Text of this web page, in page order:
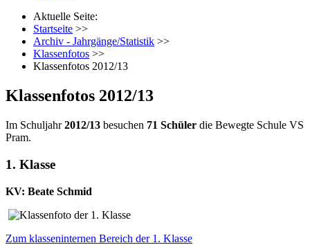
Aktuelle Seite:
Startseite >>
Archiv - Jahrgänge/Statistik >>
Klassenfotos >>
Klassenfotos 2012/13
Klassenfotos 2012/13
Im Schuljahr2012/13 besuchen 71 Schüler die Bewegte Schule VS
Pram.
1. Klasse
KV: Beate Schmid
Zum klasseninternen Bereich der 1. Klasse